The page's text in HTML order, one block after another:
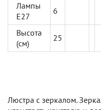
Лампы
Е27
6
Высота
(см)
25
Люстра с зеркалом.